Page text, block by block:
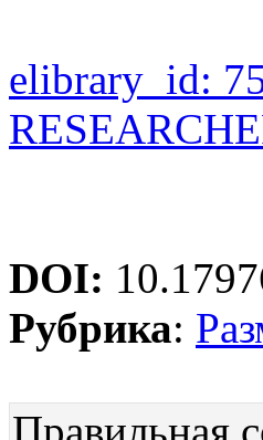
elibrary_id:
DOI:
Рубрика:
Правильная